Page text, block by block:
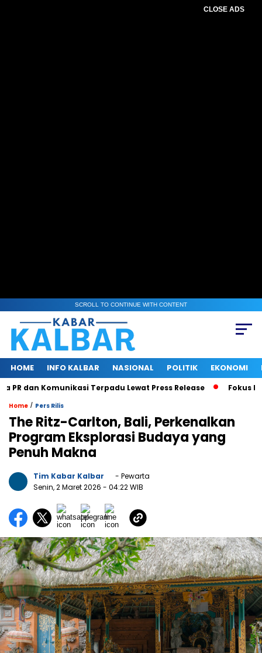
CLOSE ADS
SCROLL TO CONTINUE WITH CONTENT
HOME INFO KALBAR NASIONAL POLITIK EKONOMI
Komunikasi Terpadu Lewat Press Release Fokus Benahi
Home / Pers Rilis
The Ritz-Carlton, Bali, Perkenalkan
Program Eksplorasi Budaya yang
Penuh Makna
Tim Kabar Kalbar
- Pewarta
Senin, 2 Maret 2026 - 04:22 WIB